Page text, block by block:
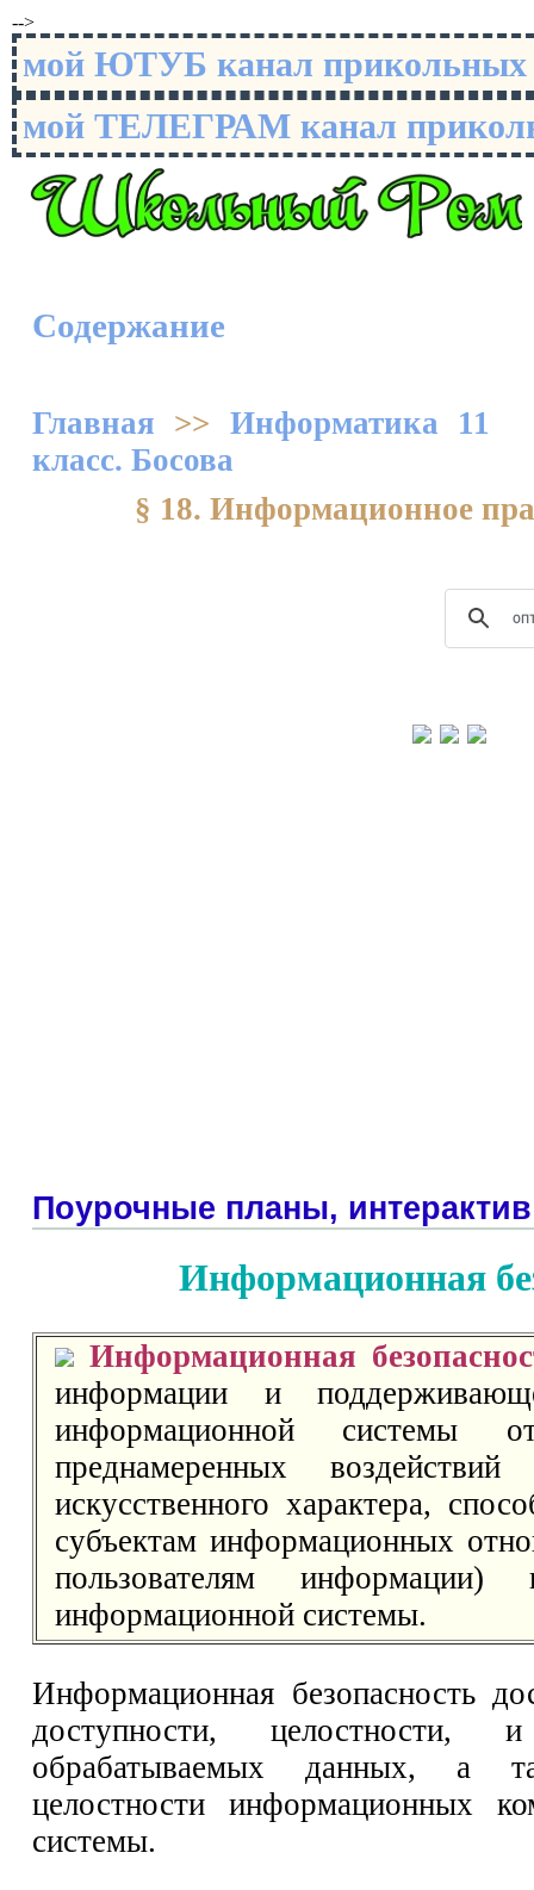
-->
мой ЮТУБ канал
мой ТЕЛЕГРАМ канал
Содержание
Главная >> Информатика 11
класс. Босова
§ 18. Информационное
Поурочные планы, интерактив
Информационная
Информационная
информации и
информационной системы
преднамеренных
искусственного характера,
субъектам информационных
пользователям
информационной системы.
Информационная безопасность
доступности, целостности, и
обрабатываемых данных, а
целостности информационных
системы.